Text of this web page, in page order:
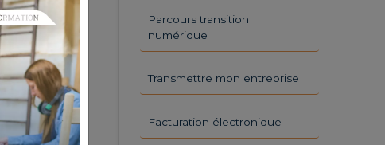
Parcours transition
numérique
Transmettre mon entreprise
Facturation électronique